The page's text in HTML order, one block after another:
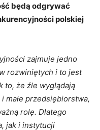
będą odgrywać
polskiej
zajmuje jedno
rozwiniętych i to jest
to, że źle wyglądają
małe przedsiębiorstwa,
rolę. Dlatego
jak i instytucji